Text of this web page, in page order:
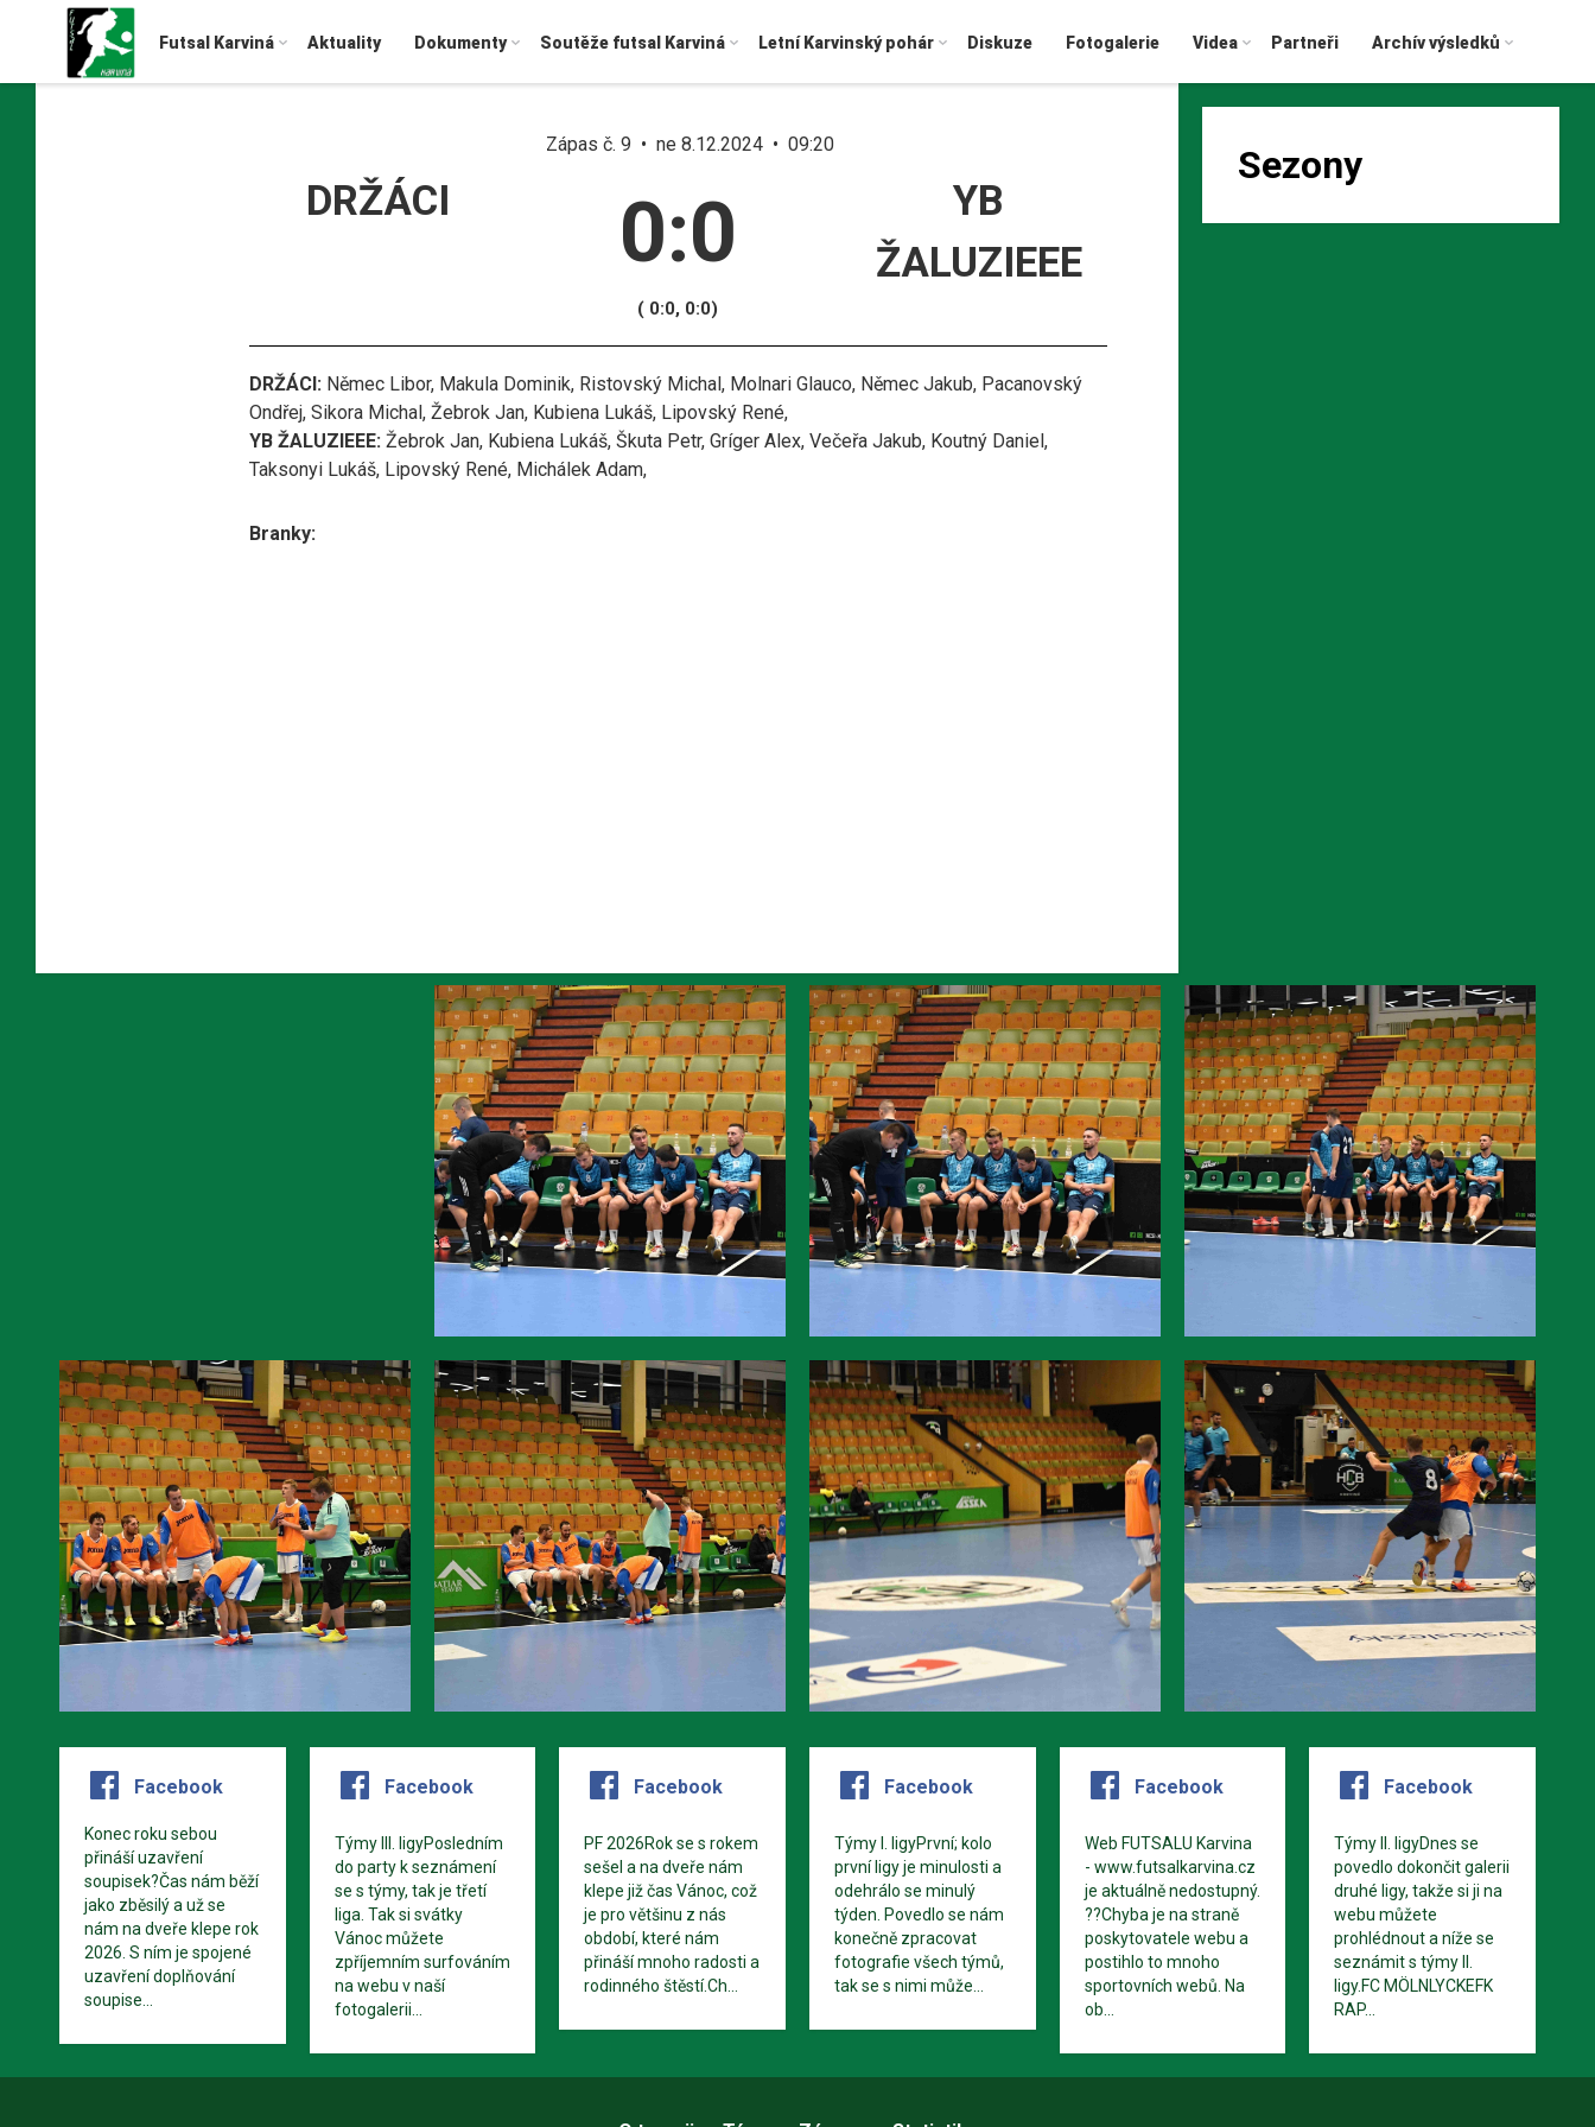
Futsal Karviná Aktuality Dokumenty Soutěže futsal Karviná Letní Karvinský pohár Diskuze Fotogalerie Videa Partneři Archív výsledků
Zápas č. 9 • ne 8.12.2024 • 09:20
DRŽÁCI 0:0
( 0:0, 0:0)
YB
ŽALUZIEEE
DRŽÁCI: Němec Libor, Makula Dominik, Ristovský Michal, Molnari Glauco, Němec Jakub, Pacanovský
Ondřej, Sikora Michal, Žebrok Jan, Kubiena Lukáš, Lipovský René,
YB ŽALUZIEEE: Žebrok Jan, Kubiena Lukáš, Škuta Petr, Gríger Alex, Večeřa Jakub, Koutný Daniel,
Taksonyi Lukáš, Lipovský René, Michálek Adam,
Branky:
Sezony
Facebook
Konec roku sebou
přináší uzavření
soupisek?Čas nám běží
jako zběsilý a už se
nám na dveře klepe rok
2026. S ním je spojené
uzavření doplňování
soupise...
Facebook
Týmy III. ligyPosledním
do party k seznámení
se s týmy, tak je třetí
liga. Tak si svátky
Vánoc můžete
zpříjemním surfováním
na webu v naší
fotogalerii...
Facebook
PF 2026Rok se s rokem
sešel a na dveře nám
klepe již čas Vánoc, což
je pro většinu z nás
období, které nám
přináší mnoho radosti a
rodinného štěstí.Ch...
Facebook
Týmy I. ligyPrvní; kolo
první ligy je minulosti a
odehrálo se minulý
týden. Povedlo se nám
konečně zpracovat
fotografie všech týmů,
tak se s nimi může...
Facebook
Web FUTSALU Karvina
- www.futsalkarvina.cz
je aktuálně nedostupný.
??Chyba je na straně
poskytovatele webu a
postihlo to mnoho
sportovních webů. Na
ob...
Facebook
Týmy II. ligyDnes se
povedlo dokončit galerii
druhé ligy, takže si ji na
webu můžete
prohlédnout a níže se
seznámit s týmy II.
ligy.FC MÖLNLYCKEFK
RAP...